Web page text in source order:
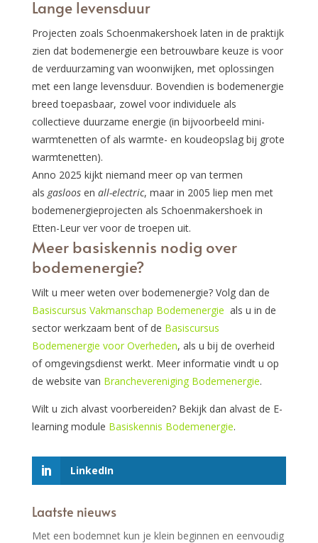
Lange levensduur
Projecten zoals Schoenmakershoek laten in de praktijk
zien dat bodemenergie een betrouwbare keuze is voor
de verduurzaming van woonwijken, met oplossingen
met een lange levensduur. Bovendien is bodemenergie
breed toepasbaar, zowel voor individuele als
collectieve duurzame energie (in bijvoorbeeld mini-
warmtenetten of als warmte- en koudeopslag bij grote
warmtenetten).
Anno 2025 kijkt niemand meer op van termen
als gasloosen all-electric, maar in 2005 liep men met
bodemenergieprojecten als Schoenmakershoek in
Etten-Leur ver voor de troepen uit.
Meer basiskennis nodig over
bodemenergie?
Wilt u meer weten over bodemenergie? Volg dan de
Basiscursus Vakmanschap Bodemenergie als u in de
sector werkzaam bent of de Basiscursus
Bodemenergie voor Overheden, als u bij de overheid
of omgevingsdienst werkt. Meer informatie vindt u op
de website van Branchevereniging Bodemenergie.
Wilt u zich alvast voorbereiden? Bekijk dan alvast de E-
learning module Basiskennis Bodemenergie.
LinkedIn
Laatste nieuws
Met een bodemnet kun je klein beginnen en eenvoudig